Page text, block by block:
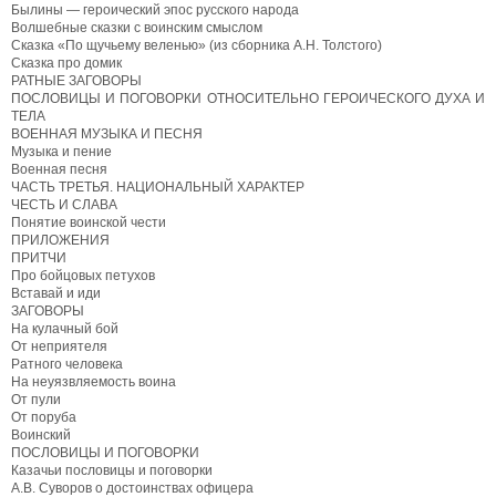
Былины — героический эпос русского народа
Волшебные сказки с воинским смыслом
Сказка «По щучьему веленью» (из сборника А.Н. Толстого)
Сказка про домик
РАТНЫЕ ЗАГОВОРЫ
ПОСЛОВИЦЫ И ПОГОВОРКИ ОТНОСИТЕЛЬНО ГЕРОИЧЕСКОГО ДУХА И
ТЕЛА
ВОЕННАЯ МУЗЫКА И ПЕСНЯ
Музыка и пение
Военная песня
ЧАСТЬ ТРЕТЬЯ. НАЦИОНАЛЬНЫЙ ХАРАКТЕР
ЧЕСТЬ И СЛАВА
Понятие воинской чести
ПРИЛОЖЕНИЯ
ПРИТЧИ
Про бойцовых петухов
Вставай и иди
ЗАГОВОРЫ
На кулачный бой
От неприятеля
Ратного человека
На неуязвляемость воина
От пули
От поруба
Воинский
ПОСЛОВИЦЫ И ПОГОВОРКИ
Казачьи пословицы и поговорки
A.B. Суворов о достоинствах офицера